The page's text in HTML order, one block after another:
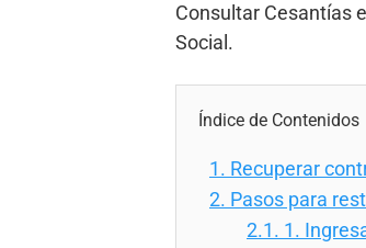
Consultar Cesantías
Social.
Índice de Contenidos
1. Recuperar
2. Pasos para
2.1. 1.